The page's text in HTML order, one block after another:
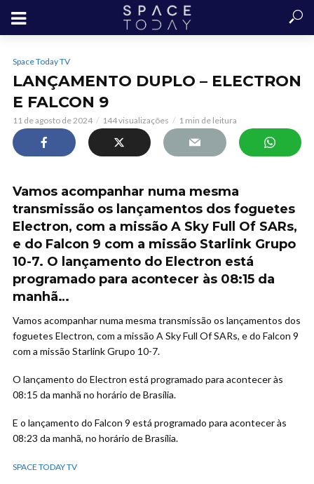
Space Today TV
LANÇAMENTO DUPLO – ELECTRON
E FALCON 9
11 de agosto de 2024 144 visualizações 1 min de leitura
Vamos acompanhar numa mesma
transmissão os lançamentos dos foguetes
Electron, com a missão A Sky Full Of SARs,
e do Falcon 9 com a missão Starlink Grupo
10-7. O lançamento do Electron está
programado para acontecer às 08:15 da
manhã…
Vamos acompanhar numa mesma transmissão os lançamentos dos
foguetes Electron, com a missão A Sky Full Of SARs, e do Falcon 9
com a missão Starlink Grupo 10-7.
O lançamento do Electron está programado para acontecer às
08:15 da manhã no horário de Brasília.
E o lançamento do Falcon 9 está programado para acontecer às
08:23 da manhã, no horário de Brasília.
SPACE TODAY TV